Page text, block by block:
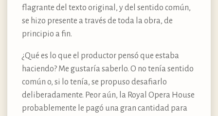
flagrante del texto original, y del sentido común,
se hizo presente a través de toda la obra, de
principio a fin.
¿Qué es lo que el productor pensó que estaba
haciendo? Me gustaría saberlo. O no tenía sentido
común o, si lo tenía, se propuso desafiarlo
deliberadamente. Peor aún, la Royal Opera House
probablemente le pagó una gran cantidad para